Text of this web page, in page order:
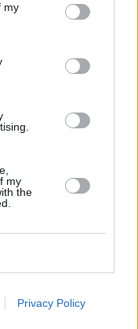
my
my
the
Privacy Policy
z Polski.